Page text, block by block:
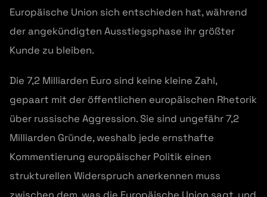
Europäische Union sich entschieden hat, während
der angekündigten Ausstiegsphase ihr größter
Kunde zu bleiben.
Die 7,2 Milliarden Euro sind keine kleine Zahl,
gepaart mit der öffentlichen europäischen Rhetorik
über russische Aggression. Sie sind ungefähr 7,2
Milliarden Gründe, weshalb jede ernsthafte
Kommentierung europäischer Politik einen
strukturellen Widerspruch anerkennen muss